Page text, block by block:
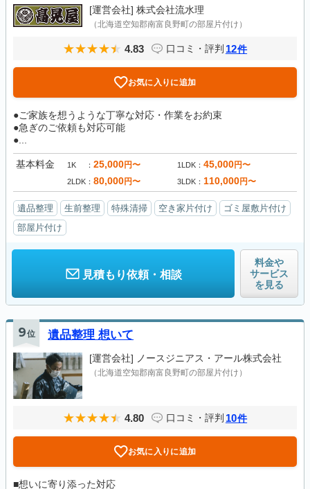
[運営会社] 株式会社流水理
（北海道空知郡南富良野町の部屋片付け）
4.83 口コミ・評判 12件
お気に入りに追加
●ご家族を想うような丁寧な対応・作業をお約束
●急ぎのご依頼も対応可能
●...
基本料金 1K 25,000円〜 1LDK 45,000円〜
2LDK 80,000円〜 3LDK 110,000円〜
遺品整理 生前整理 特殊清掃 空き家片付け
ゴミ屋敷片付け
部屋片付け
見積もり依頼・相談
料金や
サービス
を見る
9位 遺品整理 想いて
[運営会社] ノースジニアス・アール株式会社
（北海道空知郡南富良野町の部屋片付け）
4.80 口コミ・評判 10件
お気に入りに追加
■想いに寄り添った対応